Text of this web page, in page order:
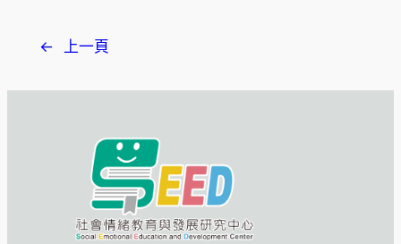
← 上一頁